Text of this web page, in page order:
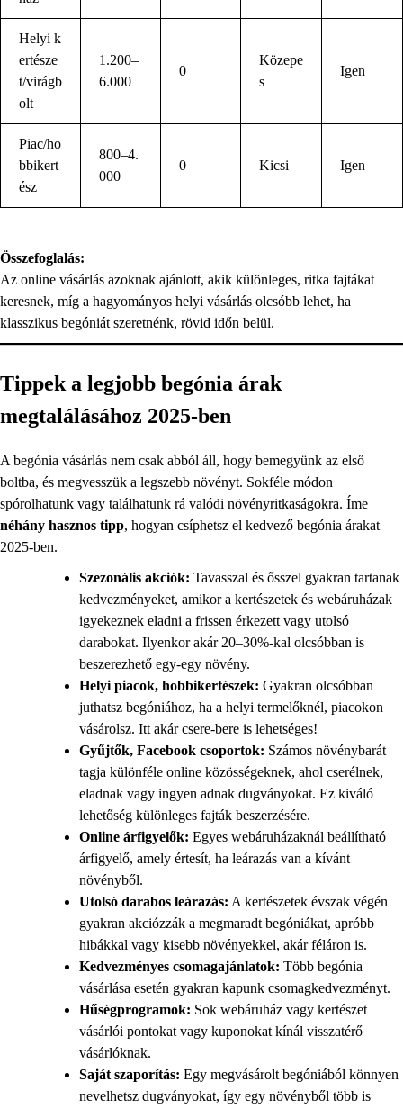
Helyi k
ertésze
t/virágb
olt
1.200–
6.000
0
Közepe
s
Igen
Piac/ho
bbikert
ész
800–4.
000
0 Kicsi Igen
Összefoglalás:
Az online vásárlás azoknak ajánlott, akik különleges, ritka fajtákat
keresnek, míg a hagyományos helyi vásárlás olcsóbb lehet, ha
klasszikus begóniát szeretnénk, rövid időn belül.
Tippek a legjobb begónia árak
megtalálásához 2025-ben
A begónia vásárlás nem csak abból áll, hogy bemegyünk az első
boltba, és megvesszük a legszebb növényt. Sokféle módon
spórolhatunk vagy találhatunk rá valódi növényritkaságokra. Íme
néhány hasznos tipp, hogyan csíphetsz el kedvező begónia árakat
2025-ben.
Szezonális akciók: Tavasszal és ősszel gyakran tartanak
kedvezményeket, amikor a kertészetek és webáruházak
igyekeznek eladni a frissen érkezett vagy utolsó
darabokat. Ilyenkor akár 20–30%-kal olcsóbban is
beszerezhető egy-egy növény.
Helyi piacok, hobbikertészek: Gyakran olcsóbban
juthatsz begóniához, ha a helyi termelőknél, piacokon
vásárolsz. Itt akár csere-bere is lehetséges!
Gyűjtők, Facebook csoportok: Számos növénybarát
tagja különféle online közösségeknek, ahol cserélnek,
eladnak vagy ingyen adnak dugványokat. Ez kiváló
lehetőség különleges fajták beszerzésére.
Online árfigyelők: Egyes webáruházaknál beállítható
árfigyelő, amely értesít, ha leárazás van a kívánt
növényből.
Utolsó darabos leárazás: A kertészetek évszak végén
gyakran akciózzák a megmaradt begóniákat, apróbb
hibákkal vagy kisebb növényekkel, akár féláron is.
Kedvezményes csomagajánlatok: Több begónia
vásárlása esetén gyakran kapunk csomagkedvezményt.
Hűségprogramok: Sok webáruház vagy kertészet
vásárlói pontokat vagy kuponokat kínál visszatérő
vásárlóknak.
Saját szaporítás: Egy megvásárolt begóniából könnyen
nevelhetsz dugványokat, így egy növényből több is